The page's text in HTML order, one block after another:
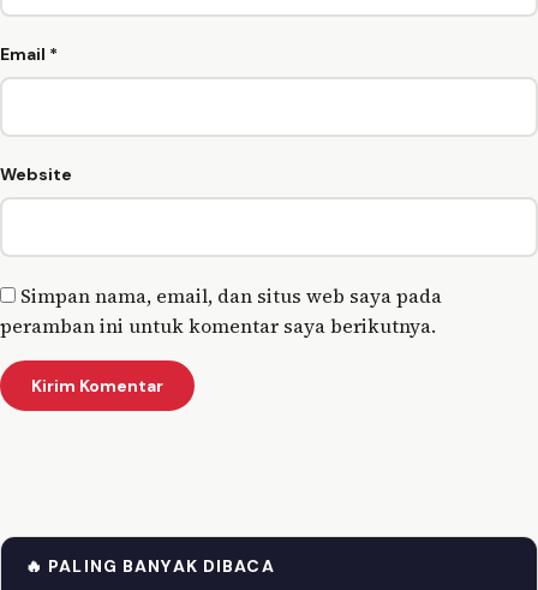
Email *
Website
Simpan nama, email, dan situs web saya pada
peramban ini untuk komentar saya berikutnya.
🔥 PALING BANYAK DIBACA